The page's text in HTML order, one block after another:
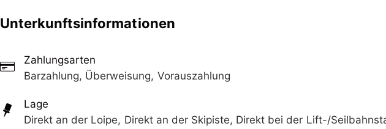
Wir bieten das ideale Wohnflair. Die stilvoll gestaltete Wohnung bietet einen
mit bis zu 6 Personen, separatem WC und einem modernem Bad mit Dusche.
Smart-TV und kostenlosem WLAN ausgestattet. Parkplatzmöglichkeiten für 2
Unterkunftsinformationen
Zahlungsarten
Barzahlung, Überweisung, Vorauszahlung
Lage
Direkt an der Loipe, Direkt an der Skipiste, Direkt bei der Lift-/